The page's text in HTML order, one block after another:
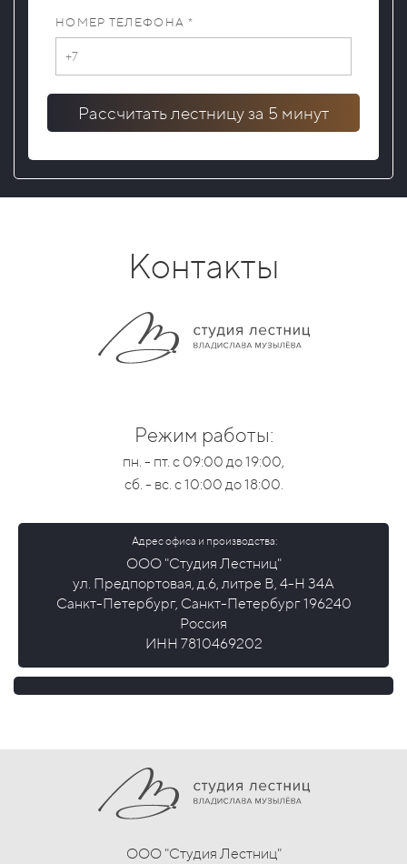
НОМЕР ТЕЛЕФОНА *
Рассчитать лестницу за 5 минут
Контакты
Режим работы:
пн. - пт. с 09:00 до 19:00,
сб. - вс. с 10:00 до 18:00.
Адрес офиса и производства:
ООО "Студия Лестниц"
ул. Предпортовая, д.6, литре В, 4-Н 34А
Санкт-Петербург, Санкт-Петербург 196240
Россия
ИНН 7810469202
ООО "Студия Лестниц"